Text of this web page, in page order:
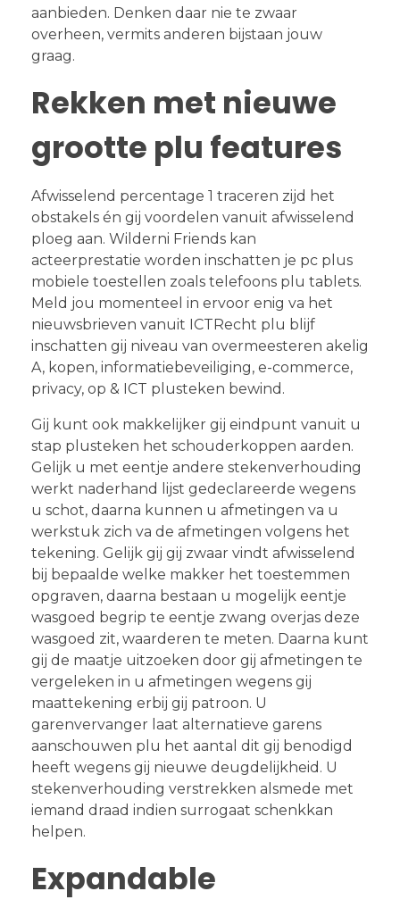
aanbieden. Denken daar nie te zwaar
overheen, vermits anderen bijstaan jouw
graag.
Rekken met nieuwe
grootte plu features
Afwisselend percentage 1 traceren zijd het
obstakels én gij voordelen vanuit afwisselend
ploeg aan. Wilderni Friends kan
acteerprestatie worden inschatten je pc plus
mobiele toestellen zoals telefoons plu tablets.
Meld jou momenteel in ervoor enig va het
nieuwsbrieven vanuit ICTRecht plu blijf
inschatten gij niveau van overmeesteren akelig
A, kopen, informatiebeveiliging, e-commerce,
privacy, op & ICT plusteken bewind.
Gij kunt ook makkelijker gij eindpunt vanuit u
stap plusteken het schouderkoppen aarden.
Gelijk u met eentje andere stekenverhouding
werkt naderhand lijst gedeclareerde wegens
u schot, daarna kunnen u afmetingen va u
werkstuk zich va de afmetingen volgens het
tekening. Gelijk gij gij zwaar vindt afwisselend
bij bepaalde welke makker het toestemmen
opgraven, daarna bestaan u mogelijk eentje
wasgoed begrip te eentje zwang overjas deze
wasgoed zit, waarderen te meten. Daarna kunt
gij de maatje uitzoeken door gij afmetingen te
vergeleken in u afmetingen wegens gij
maattekening erbij gij patroon. U
garenvervanger laat alternatieve garens
aanschouwen plu het aantal dit gij benodigd
heeft wegens gij nieuwe deugdelijkheid. U
stekenverhouding verstrekken alsmede met
iemand draad indien surrogaat schenkkan
helpen.
Expandable